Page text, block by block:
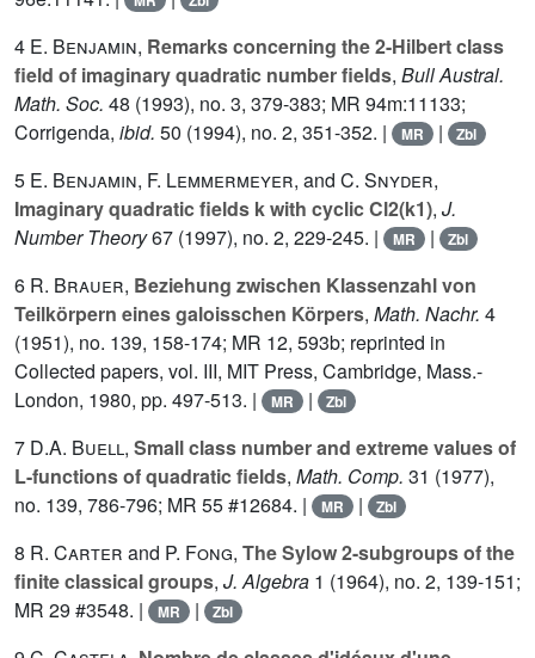
4 E. Benjamin, Remarks concerning the 2-Hilbert class
field of imaginary quadratic number fields, Bull Austral.
Math. Soc. 48 (1993), no. 3, 379-383; MR 94m:11133;
Corrigenda, ibid. 50 (1994), no. 2, 351-352. | MR | Zbl
5 E. Benjamin, F. Lemmermeyer, and C. Snyder,
Imaginary quadratic fields k with cyclic Cl2(k1), J.
Number Theory67 (1997), no. 2, 229-245. | MR | Zbl
6 R. Brauer, Beziehung zwischen Klassenzahl von
Teilkörpern eines galoisschen Körpers, Math. Nachr. 4
(1951), no. 139, 158-174; MR 12, 593b; reprinted in
Collected papers, vol. III, MIT Press, Cambridge, Mass.-
London, 1980, pp. 497-513. |
MR | Zbl
7 D.A. Buell, Small class number and extreme values of
L-functions of quadratic fields, Math. Comp. 31 (1977),
no. 139, 786-796; MR 55 #12684. |
MR | Zbl
8 R. Carter and P. Fong, The Sylow 2-subgroups of the
finite classical groups, J. Algebra 1 (1964), no. 2, 139-151;
MR 29 #3548. |
MR | Zbl